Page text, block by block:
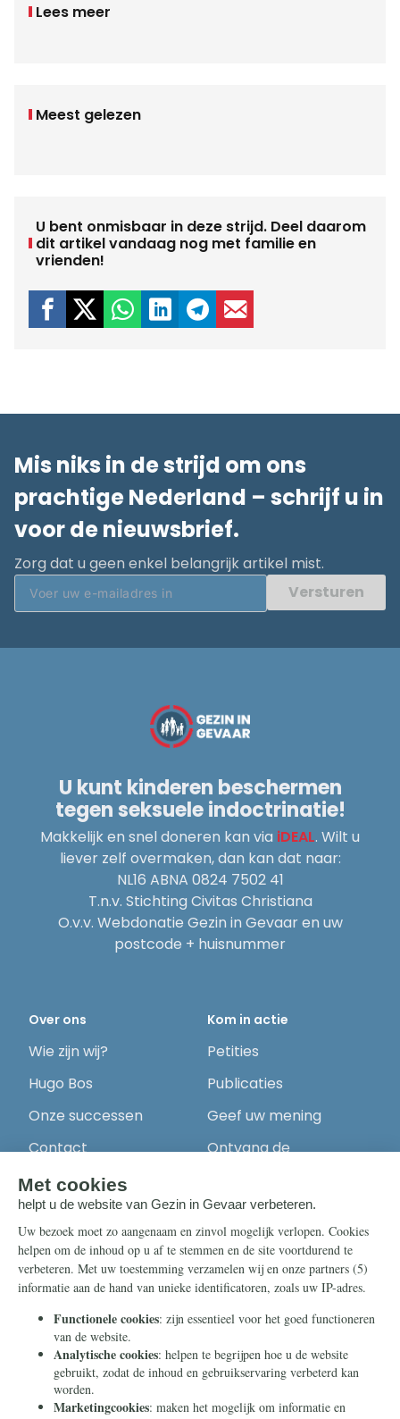
Lees meer
Meest gelezen
U bent onmisbaar in deze strijd. Deel daarom
dit artikel vandaag nog met familie en
vrienden!
Mis niks in de strijd om ons
prachtige Nederland – schrijf u in
voor de nieuwsbrief.
Zorg dat u geen enkel belangrijk artikel mist.
Versturen
U kunt kinderen beschermen
tegen seksuele indoctrinatie!
Makkelijk en snel doneren kan via iDEAL. Wilt u
liever zelf overmaken, dan kan dat naar:
NL16 ABNA 0824 7502 41
T.n.v. Stichting Civitas Christiana
O.v.v. Webdonatie Gezin in Gevaar en uw
postcode + huisnummer
Over ons
Wie zijn wij?
Hugo Bos
Onze successen
Contact
Kom in actie
Petities
Publicaties
Geef uw mening
Ontvang de
Steun ons
Nieuwsbrief
Eenmalig
Maandelijks
Periodiek
Nalaten
Info
Contact
Ontvang onze
Telegram-berichten